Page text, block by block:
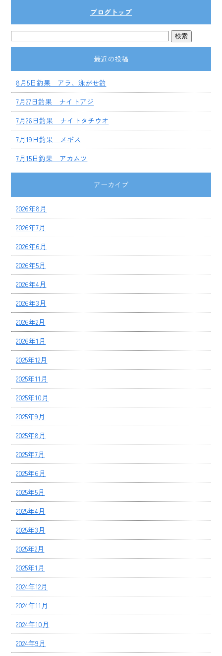
ブログトップ
最近の投稿
8月5日釣果 アラ、泳がせ釣
7月27日釣果 ナイトアジ
7月26日釣果 ナイトタチウオ
7月19日釣果 メギス
7月15日釣果 アカムツ
アーカイブ
2026年8月
2026年7月
2026年6月
2026年5月
2026年4月
2026年3月
2026年2月
2026年1月
2025年12月
2025年11月
2025年10月
2025年9月
2025年8月
2025年7月
2025年6月
2025年5月
2025年4月
2025年3月
2025年2月
2025年1月
2024年12月
2024年11月
2024年10月
2024年9月